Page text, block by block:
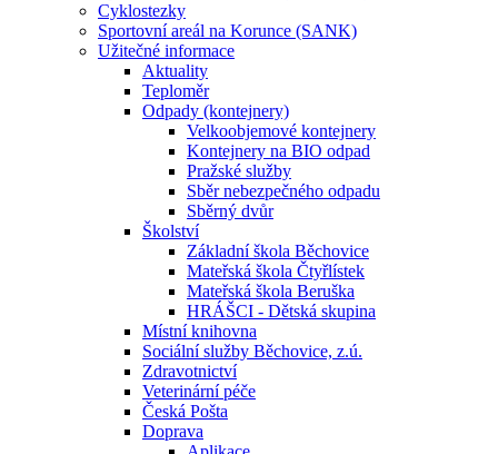
Cyklostezky
Sportovní areál na Korunce (SANK)
Užitečné informace
Aktuality
Teploměr
Odpady (kontejnery)
Velkoobjemové kontejnery
Kontejnery na BIO odpad
Pražské služby
Sběr nebezpečného odpadu
Sběrný dvůr
Školství
Základní škola Běchovice
Mateřská škola Čtyřlístek
Mateřská škola Beruška
HRÁŠCI - Dětská skupina
Místní knihovna
Sociální služby Běchovice, z.ú.
Zdravotnictví
Veterinární péče
Česká Pošta
Doprava